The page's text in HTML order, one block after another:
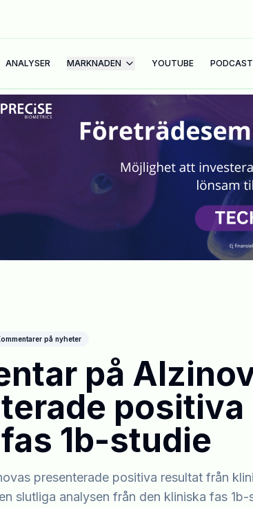
ANALYSER MARKNADEN YOUTUBE
på nyheter
på
1b-studie
presenterade positiva resultat från
slutliga analysen från den kliniska fas